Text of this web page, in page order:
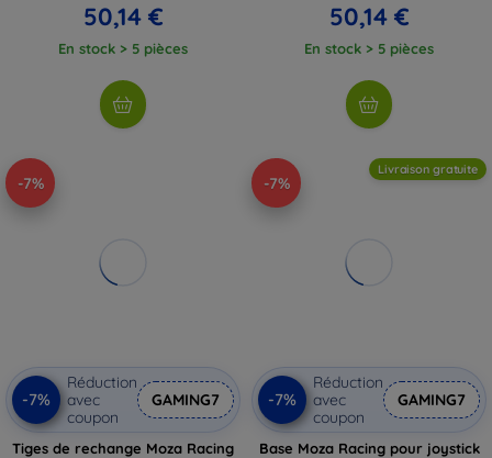
50,14 €
En stock > 5 pièces
50,14 €
En stock > 5 pièces
-7%
-7%
Réduction
avec
coupon
GAMING7
Tiges de rechange Moza Racing
-7%
Livraison gratuite
-7%
Réduction
avec
coupon
GAMING7
Base Moza Racing pour joystick